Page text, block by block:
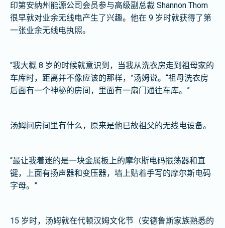
印第安纳州能源公司会员参与高级副总裁 Shannon Thom
很早就对业余无线电产生了兴趣。他在 9 岁时就获得了第
一张业余无线电执照。
“我大概 8 岁的时候就意识到，当我从洗衣房走到祖母家的
车库时，距离并不像应该的那样，”汤姆说。“祖母洗衣房
后面有一个神秘的房间，里面有一扇门通往车库。”
汤姆问房间里有什么，原来是他已故祖父的无线电设备。
“最让我着迷的是一块金属板上的摩尔斯电码振荡器和直
键，上面有扬声器和变压器，墙上贴着手写的摩尔斯电码
字母。”
15 岁时，汤姆就在代顿汉姆文化节（安德鲁斯家族熟悉的